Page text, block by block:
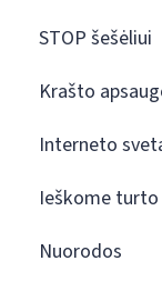
STOP šešėliui
Krašto
Interneto
Ieškome turto
Nuorodos